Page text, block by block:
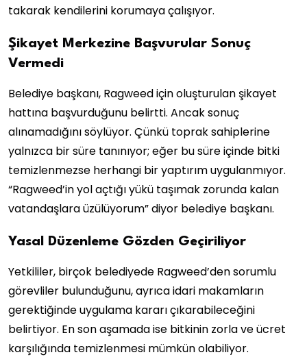
takarak kendilerini korumaya çalışıyor.
Şikayet Merkezine Başvurular Sonuç
Vermedi
Belediye başkanı, Ragweed için oluşturulan şikayet
hattına başvurduğunu belirtti. Ancak sonuç
alınamadığını söylüyor. Çünkü toprak sahiplerine
yalnızca bir süre tanınıyor; eğer bu süre içinde bitki
temizlenmezse herhangi bir yaptırım uygulanmıyor.
“Ragweed’in yol açtığı yükü taşımak zorunda kalan
vatandaşlara üzülüyorum” diyor belediye başkanı.
Yasal Düzenleme Gözden Geçiriliyor
Yetkililer, birçok belediyede Ragweed’den sorumlu
görevliler bulunduğunu, ayrıca idari makamların
gerektiğinde uygulama kararı çıkarabileceğini
belirtiyor. En son aşamada ise bitkinin zorla ve ücret
karşılığında temizlenmesi mümkün olabiliyor.